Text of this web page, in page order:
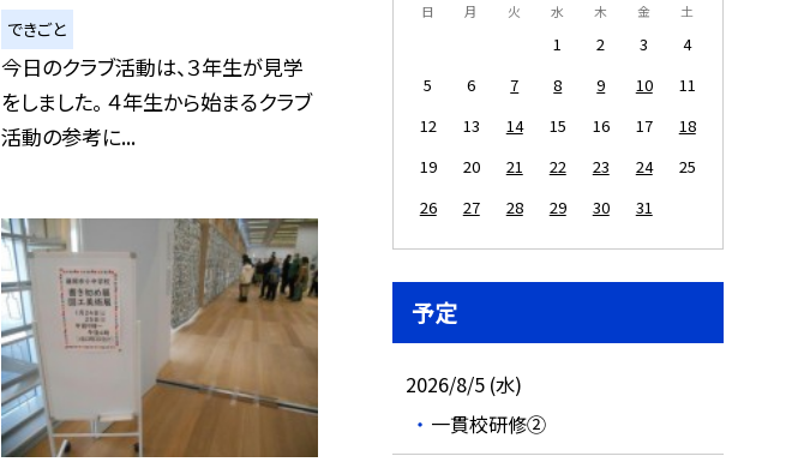
できごと
今日のクラブ活動は、３年生が見学
をしました。 ４年生から始まるクラブ
活動の参考に...
日 月 火 水 木 金 土
1 2 3
4
5
6 7 8 9 10
11
12
13 14 15 16 17
18
19
20 21 22 23 24
25
26
27 28 29 30 31
予定
2026/8/5 (水)
一貫校研修②